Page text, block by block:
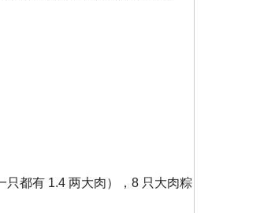
都有 1.4 两大肉），8 只大肉粽